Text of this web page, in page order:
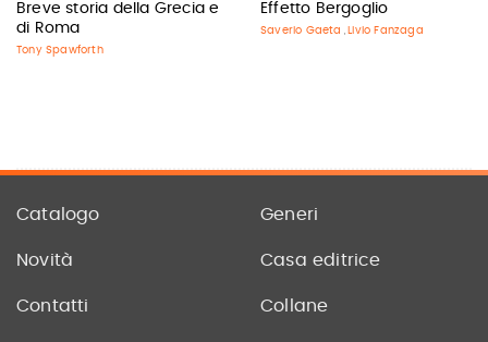
Breve storia della Grecia e
di Roma
Tony Spawforth
Effetto Bergoglio
Saverio Gaeta , Livio Fanzaga
Catalogo Generi
Novità Casa editrice
Contatti Collane